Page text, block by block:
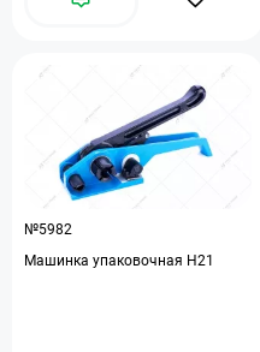
№5982
Машинка упаковочная Н21